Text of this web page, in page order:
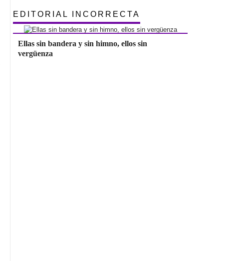
EDITORIAL INCORRECTA
Ellas sin bandera y sin himno, ellos sin
vergüenza